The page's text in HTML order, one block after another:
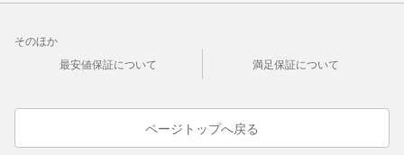
そのほか
最安値保証について
満足保証について
ページトップへ戻る